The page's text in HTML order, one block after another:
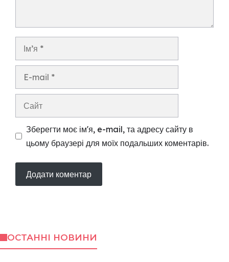
Зберегти моє ім'я, e-mail, та адресу сайту в
цьому браузері для моїх подальших коментарів.
ОСТАННІ НОВИНИ